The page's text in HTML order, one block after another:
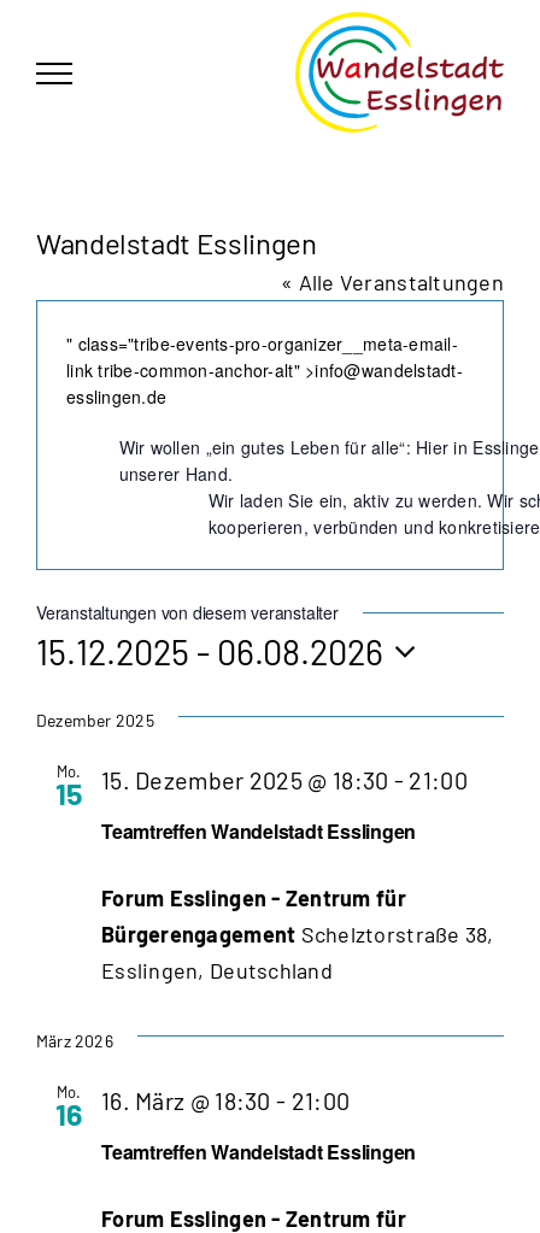
springen
Wandelstadt Esslingen
« Alle Veranstaltungen
Email
" class="tribe-events-pro-organizer__meta-email-
link tribe-common-anchor-alt" >info@wandelstadt-
esslingen.de
Wir wollen „ein gutes Leben für alle“: Hier in
unserer Hand.
Wir laden Sie ein, aktiv zu werden. Wir
kooperieren, verbünden und
Veranstaltungen von diesem veranstalter
15.12.2025 - 06.08.2026
wählen.
Dezember 2025
Mo.
15
Teamtreffen Wandelstadt Esslingen
15. Dezember 2025 @ 18:30 - 21:00
Forum Esslingen - Zentrum für
Bürgerengagement Schelztorstraße 38,
Esslingen, Deutschland
März 2026
Mo.
16
Teamtreffen Wandelstadt Esslingen
16. März @ 18:30 - 21:00
Wandelstadt
Forum Esslingen - Zentrum für